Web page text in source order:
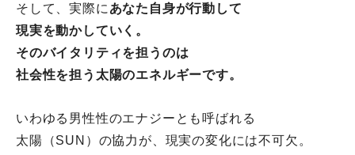
そして、実際に あなた自身が行動して
現実を動かしていく。
そのバイタリティを担うのは
社会性を担う 太陽のエネルギーです。
いわゆる男性性のエナジーとも呼ばれる
太陽（SUN）の協力が、 現実の変化には不可欠。